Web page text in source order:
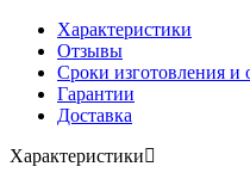
Характеристики
Отзывы
Сроки изготовления и
Гарантии
Доставка
Характеристики